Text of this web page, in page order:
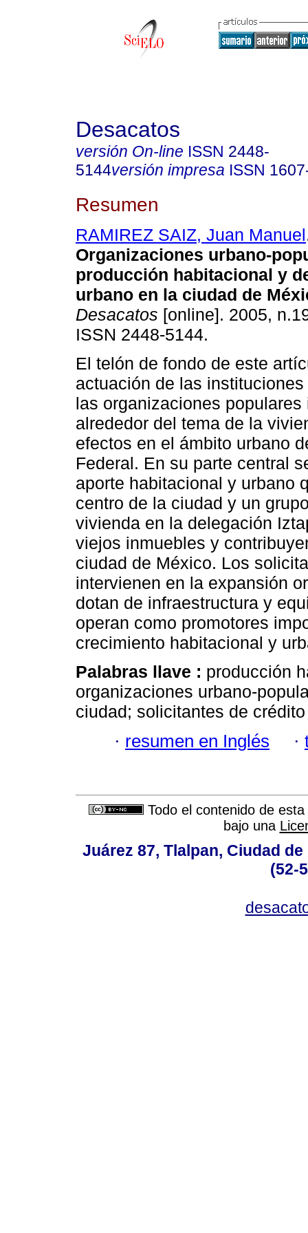
Desacatos
versión On-line ISSN 2448-
5144versión impresa ISSN
Resumen
RAMIREZ SAIZ, Juan Manuel
Organizaciones urbano-
producción habitacional y
urbano en la ciudad de
Desacatos [online]. 2005,
ISSN 2448-5144.
El telón de fondo de este
actuación de las
las organizaciones
alrededor del tema de la
efectos en el ámbito urbano
Federal. En su parte central
aporte habitacional y urbano
centro de la ciudad y un
vivienda en la delegación
viejos inmuebles y
ciudad de México. Los
intervienen en la expansión
dotan de infraestructura y
operan como promotores
crecimiento habitacional y
Palabras llave : producción
organizaciones urbano-
ciudad; solicitantes de
· resumen en Inglés ·
Todo el contenido de
bajo una
Juárez 87, Tlalpan, Ciudad
(52-